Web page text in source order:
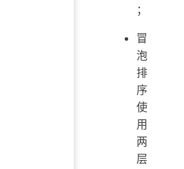
；
冒
泡
排
序
使
用
两
层